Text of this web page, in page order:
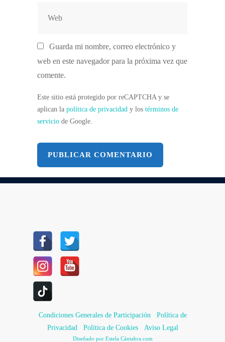
ATRACCIÓN
FOOD TRUCK
ASOCIACIÓN DE
ARTESANOS/PRODUCTORES
ANIMACIÓN,
Guarda mi nombre, correo electrónico y
web en este navegador para la próxima vez que
comente.
Este sitio está protegido por reCAPTCHA y se
aplican la política de privacidad y los términos de
servicio de Google.
Condiciones Generales de Participación
Política de
Privacidad
Política de Cookies Aviso Legal
Diseñado por Estela Cántabra.com